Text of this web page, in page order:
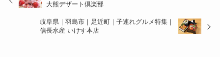
大熊デザート倶楽部
岐阜県｜羽島市｜足近町｜子連れグルメ特集｜
信長水産 いけす本店